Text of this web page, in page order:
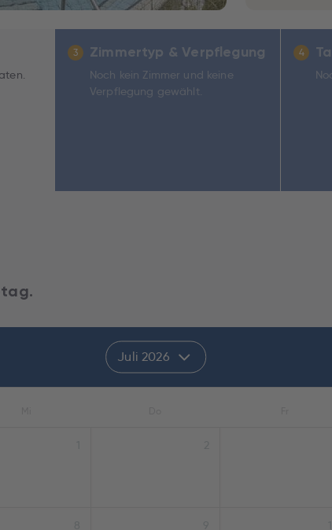
Juli 2026
3 Zimmertyp & Verpflegung
Noch kein Zimmer und keine
Verpflegung gewählt.
4